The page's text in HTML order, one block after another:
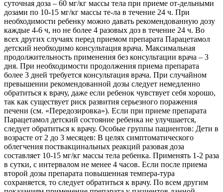
суточная доза – 60 мг/кг массы тела при приеме от-дельными
дозами по 10-15 мг/кг массы те-ла в течение 24 ч. При
необходимости ребенку можно давать рекомендованную дозу
каждые 4-6 ч, но не более 4 разовых доз в течение 24 ч. Во
всех других случаях перед приемом препарата Парацетамол
детский необходимо консультация врача. Максимальная
продолжительность применения без консультации врача – 3
дня. При необходимости продолжения приема препарата
более 3 дней требуется консультация врача. При случайном
превышении рекомендованной дозы следует немедленно
обратиться к врачу, даже если ребенок чувствует себя хорошо,
так как существует риск развития серьезного поражения
печени (см. «Передозировка»). Если при приеме препарата
Парацетамол детский состояние ребенка не улучшается,
следует обратиться к врачу. Особые группы пациентов: Дети в
возрасте от 2 до 3 месяцев: В целях симптоматического
облегчения поствакцинальных реакций разовая доза
составляет 10-15 мг/кг массы тела ребенка. Применять 1-2 раза
в сутки, с интервалом не менее 4 часов. Если после приема
второй дозы препарата повышенная темпера-тура
сохраняется, то следует обратиться к врачу. По всем другим